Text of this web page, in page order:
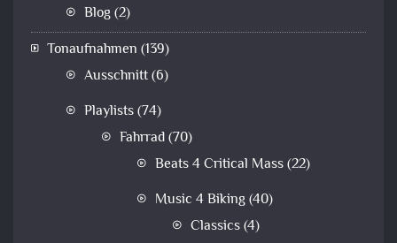
Blog(2)
Tonaufnahmen (139)
Ausschnitt(6)
Playlists(74)
Fahrrad(70)
Beats 4 Critical Mass(22)
Music 4 Biking(40)
Classics(4)